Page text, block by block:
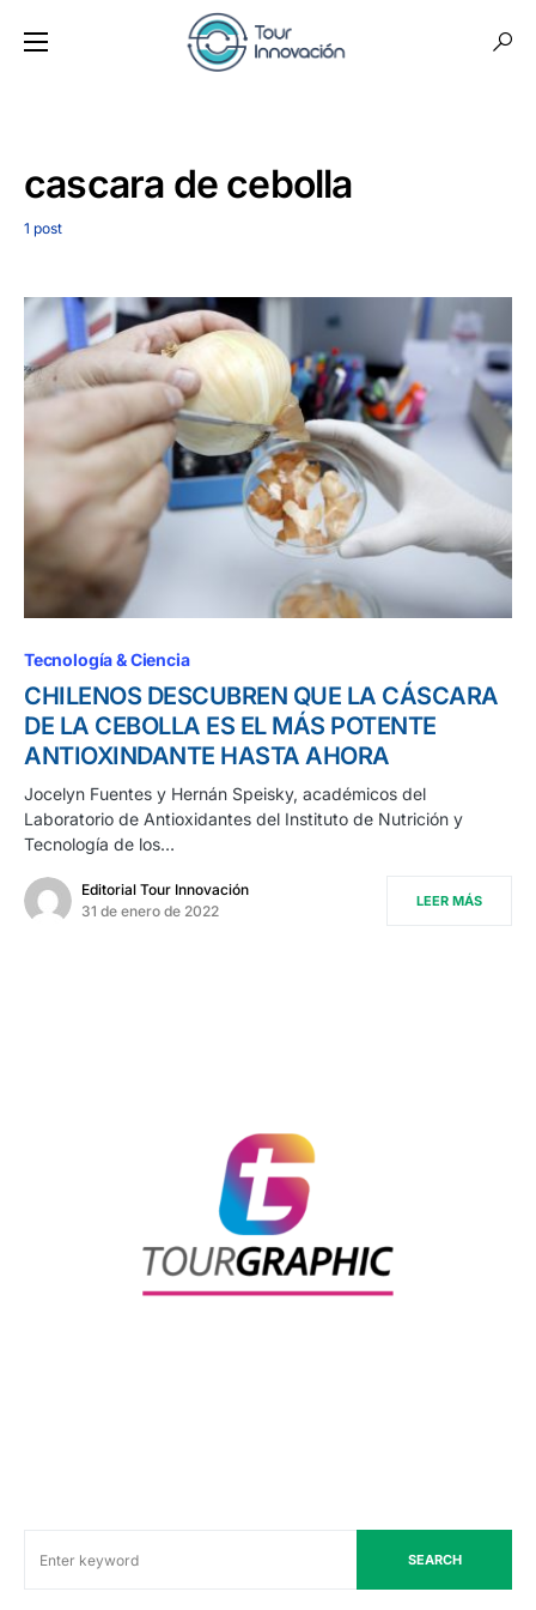
cascara de cebolla
1 post
Tecnología & Ciencia
CHILENOS DESCUBREN QUE LA CÁSCARA
DE LA CEBOLLA ES EL MÁS POTENTE
ANTIOXINDANTE HASTA AHORA
Jocelyn Fuentes y Hernán Speisky, académicos del
Laboratorio de Antioxidantes del Instituto de Nutrición y
Tecnología de los…
Editorial Tour Innovación
31 de enero de 2022
LEER MÁS
SEARCH